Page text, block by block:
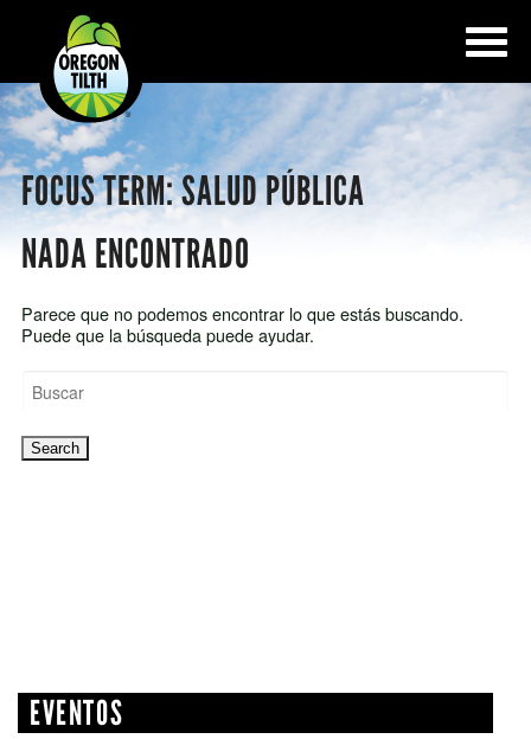
FOCUS TERM:SALUD PÚBLICA
NADA ENCONTRADO
Parece que no podemos encontrar lo que estás buscando.
Puede que la búsqueda puede ayudar.
EVENTOS